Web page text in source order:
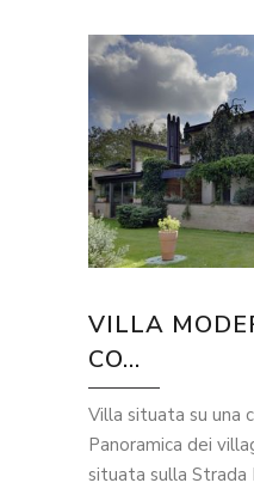
VILLA
CO...
Villa situata su una
Panoramica dei
situata sulla Strada